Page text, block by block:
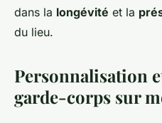
dans la longévité et la
du lieu.
Personnalisation
garde-corps sur